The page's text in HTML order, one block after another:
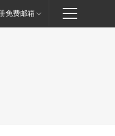
免费邮箱